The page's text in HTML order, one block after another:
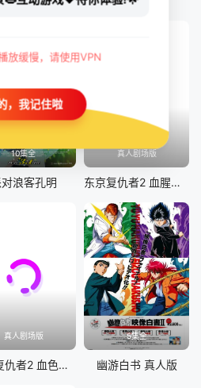
10集全
浪客孔明
真人剧场版
东京复仇者2 血腥万圣节篇-决战-
真人剧场版
东京复仇者2 血色万圣节篇-命运-
5集全
幽游白书 真人版
放缓慢，请使用VPN
，我记住啦